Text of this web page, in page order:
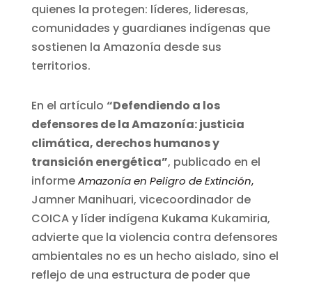
quienes la protegen: líderes, lideresas,
comunidades y guardianes indígenas que
sostienen la Amazonía desde sus
territorios.
En el artículo “Defendiendo a los
defensores de la Amazonía: justicia
climática, derechos humanos y
transición energética”, publicado en el
informeAmazonía en Peligro de Extinción,
Jamner Manihuari, vicecoordinador de
COICA y líder indígena Kukama Kukamiria,
advierte que la violencia contra defensores
ambientales no es un hecho aislado, sino el
reflejo de una estructura de poder que